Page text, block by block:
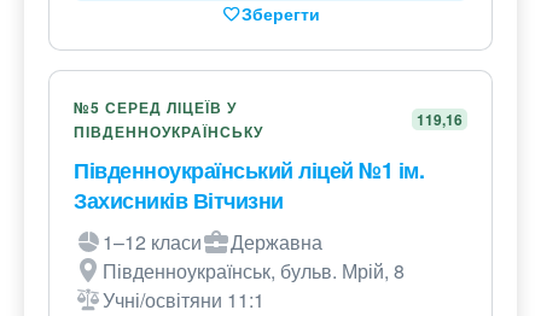
Зберегти
№5 СЕРЕД ЛІЦЕЇВ У
ПІВДЕННОУКРАЇНСЬКУ
119,16
Південноукраїнський ліцей №1 ім.
Захисників Вітчизни
1–12 класи
Державна
Південноукраїнськ, бульв. Мрій, 8
Учні/освітяни 11:1